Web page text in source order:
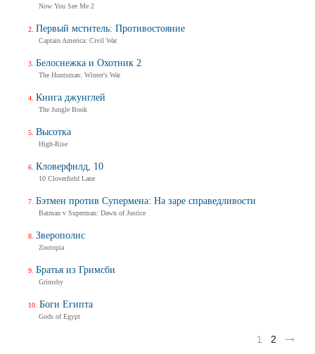
1 2
Now You See Me 2
Первый мститель: Противостояние
Captain America: Civil War
Белоснежка и Охотник 2
The Huntsman: Winter's War
Книга джунглей
The Jungle Book
Высотка
High-Rise
Кловерфилд, 10
10 Cloverfield Lane
Бэтмен против Супермена: На заре справедливости
Batman v Superman: Dawn of Justice
Зверополис
Zootopia
Братья из Гримсби
Grimsby
Боги Египта
Gods of Egypt